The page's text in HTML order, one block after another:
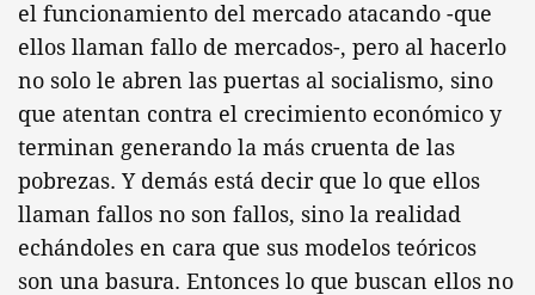
el funcionamiento del mercado atacando -que
ellos llaman fallo de mercados-, pero al hacerlo
no solo le abren las puertas al socialismo, sino
que atentan contra el crecimiento económico y
terminan generando la más cruenta de las
pobrezas. Y demás está decir que lo que ellos
llaman fallos no son fallos, sino la realidad
echándoles en cara que sus modelos teóricos
son una basura. Entonces lo que buscan ellos no